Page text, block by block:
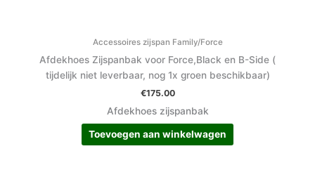
Accessoires zijspan Family/Force
Afdekhoes Zijspanbak voor Force,Black en B-Side (
tijdelijk niet leverbaar, nog 1x groen beschikbaar)
€175.00
Afdekhoes zijspanbak
Toevoegen aan winkelwagen